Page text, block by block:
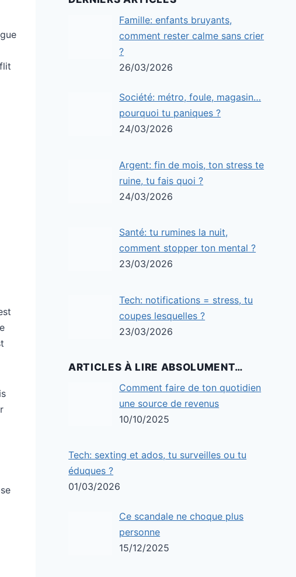
Famille: enfants bruyants,
comment rester calme sans crier
?
26/03/2026
Société: métro, foule, magasin…
pourquoi tu paniques ?
24/03/2026
Argent: fin de mois, ton stress te
ruine, tu fais quoi ?
24/03/2026
Santé: tu rumines la nuit,
comment stopper ton mental ?
23/03/2026
Tech: notifications = stress, tu
coupes lesquelles ?
23/03/2026
ARTICLES À LIRE ABSOLUMENT…
Comment faire de ton quotidien
une source de revenus
10/10/2025
Tech: sexting et ados, tu surveilles ou tu
éduques ?
01/03/2026
Ce scandale ne choque plus
personne
15/12/2025